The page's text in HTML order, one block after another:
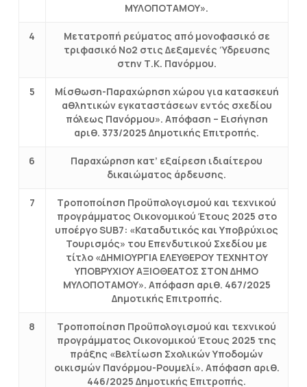
ΜΥΛΟΠΟΤΑΜΟΥ».
4
Μετατροπή ρεύματος από μονοφασικό σε
τριφασικό Νο2 στις Δεξαμενές Ύδρευσης
στην Τ.Κ. Πανόρμου.
5
Μίσθωση-Παραχώρηση χώρου για κατασκευή
αθλητικών εγκαταστάσεων εντός σχεδίου
πόλεως Πανόρμου». Απόφαση – Εισήγηση
αριθ. 373/2025 Δημοτικής Επιτροπής.
6
Παραχώρηση κατ’ εξαίρεση ιδιαίτερου
δικαιώματος άρδευσης.
7
Τροποποίηση Προϋπολογισμού και τεχνικού
προγράμματος Οικονομικού Έτους 2025 στο
υποέργο SUB7: «Καταδυτικός και Υποβρύχιος
Τουρισμός» του Επενδυτικού Σχεδίου με
τίτλο «ΔΗΜΙΟΥΡΓΙΑ ΕΛΕΥΘΕΡΟΥ ΤΕΧΝΗΤΟΥ
ΥΠΟΒΡΥΧΙΟΥ ΑΞΙΟΘΕΑΤΟΣ ΣΤΟΝ ΔΗΜΟ
ΜΥΛΟΠΟΤΑΜΟΥ». Απόφαση αριθ. 467/2025
Δημοτικής Επιτροπής.
8
Τροποποίηση Προϋπολογισμού και τεχνικού
προγράμματος Οικονομικού Έτους 2025 της
πράξης «Βελτίωση Σχολικών Υποδομών
οικισμών Πανόρμου-Ρουμελί». Απόφαση αριθ.
446/2025 Δημοτικής Επιτροπής.